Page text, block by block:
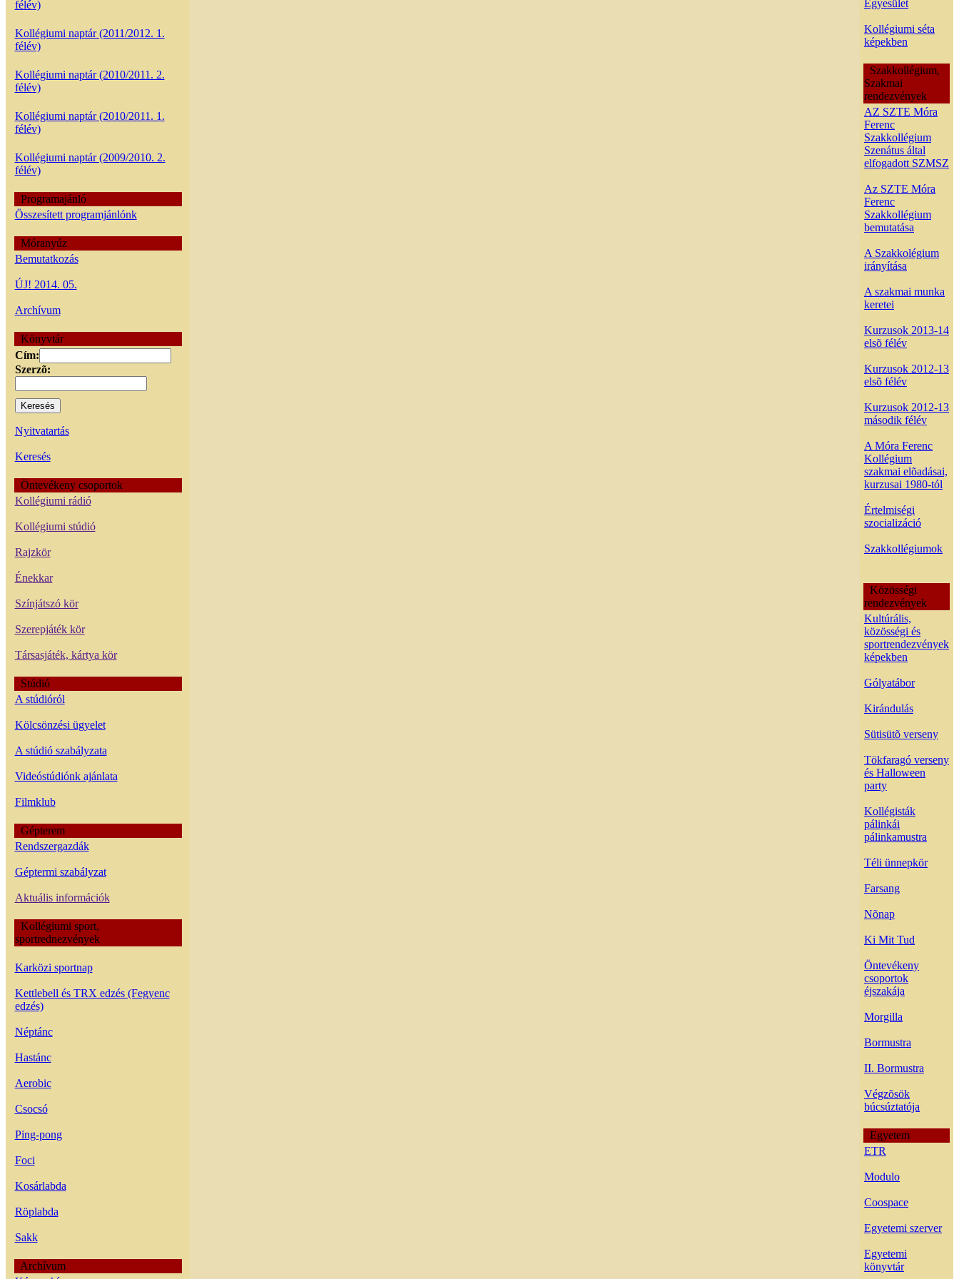
félév)
Kollégiumi naptár (2011/2012. 1.
félév)
Kollégiumi naptár (2010/2011. 2.
félév)
Kollégiumi naptár (2010/2011. 1.
félév)
Kollégiumi naptár (2009/2010. 2.
félév)
Programajánló
Összesített programjánlónk
Móranyúz
Bemutatkozás
ÚJ! 2014. 05.
Archívum
Könyvtár
Cím:
Szerzõ:
Nyitvatartás
Keresés
Öntevékeny csoportok
Kollégiumi rádió
Kollégiumi stúdió
Rajzkör
Énekkar
Színjátszó kör
Szerepjáték kör
Társasjáték, kártya kör
Stúdió
A stúdióról
Kölcsönzési ügyelet
A stúdió szabályzata
Videóstúdiónk ajánlata
Filmklub
Gépterem
Rendszergazdák
Géptermi szabályzat
Aktuális információk
Kollégiumi sport,
sportrednezvények
Karközi sportnap
Kettlebell és TRX edzés (Fegyenc
edzés)
Néptánc
Hastánc
Aerobic
Csocsó
Ping-pong
Foci
Kosárlabda
Röplabda
Sakk
Archívum
Egyesület
Kollégiumi séta
képekben
Szakkollégium,
Szakmai
rendezvények
AZ SZTE Móra
Ferenc
Szakkollégium
Szenátus által
elfogadott SZMSZ
Az SZTE Móra
Ferenc
Szakkollégium
bemutatása
A Szakkolégium
irányítása
A szakmai munka
keretei
Kurzusok 2013-14
elsõ félév
Kurzusok 2012-13
elsõ félév
Kurzusok 2012-13
második félév
A Móra Ferenc
Kollégium
szakmai elõadásai,
kurzusai 1980-tól
Értelmiségi
szocializáció
Szakkollégiumok
Közösségi
rendezvények
Kultúrális,
közösségi és
sportrendezvények
képekben
Gólyatábor
Kirándulás
Sütisütõ verseny
Tökfaragó verseny
és Halloween
party
Kollégisták
pálinkái
pálinkamustra
Téli ünnepkör
Farsang
Nõnap
Ki Mit Tud
Öntevékeny
csoportok
éjszakája
Morgilla
Bormustra
II. Bormustra
Végzõsök
búcsúztatója
Egyetem
ETR
Modulo
Coospace
Egyetemi szerver
Egyetemi
könyvtár